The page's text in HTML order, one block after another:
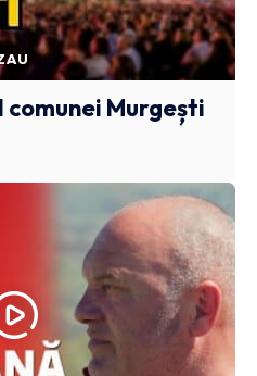
Murgești